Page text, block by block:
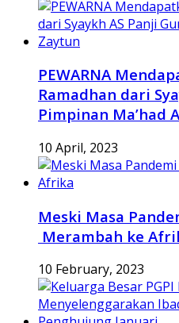
PEWARNA
Ramadhan dari
Pimpinan Ma’had
10 April, 2023
Meski Masa
Merambah ke
10 February, 2023